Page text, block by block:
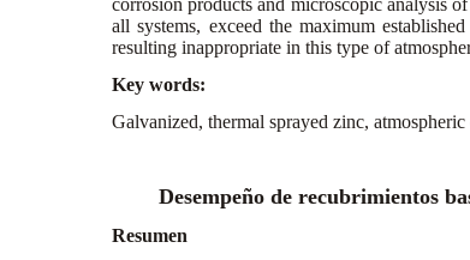
all systems, exceed the maximum
resulting inappropriate in this type of
Key words:
Galvanized, thermal sprayed zinc,
Desempeño de recubrimientos
Resumen